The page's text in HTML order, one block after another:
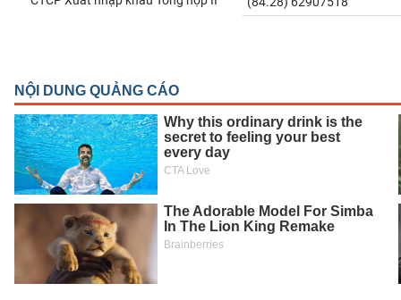
CÔNG
NGHỆ
THÔNG
TIN